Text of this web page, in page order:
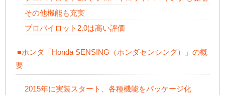
その他機能も充実
プロパイロット2.0は高い評価
■ホンダ「Honda SENSING（ホンダセンシング）」の概
要
2015年に実装スタート、各種機能をパッケージ化